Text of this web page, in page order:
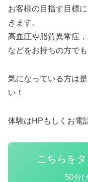
お客様の目指す目標
きます。
高血圧や脂質異常症
などをお持ちの方で
気になっている方は
い！
体験はHPもしくお電
こちらを
50分(